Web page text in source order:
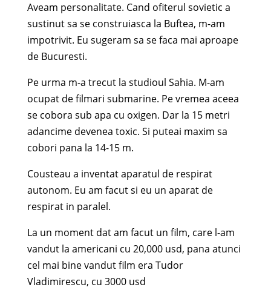
Aveam personalitate. Cand ofiterul sovietic a
sustinut sa se construiasca la Buftea, m-am
impotrivit. Eu sugeram sa se faca mai aproape
de Bucuresti.
Pe urma m-a trecut la studioul Sahia. M-am
ocupat de filmari submarine. Pe vremea aceea
se cobora sub apa cu oxigen. Dar la 15 metri
adancime devenea toxic. Si puteai maxim sa
cobori pana la 14-15 m.
Cousteau a inventat aparatul de respirat
autonom. Eu am facut si eu un aparat de
respirat in paralel.
La un moment dat am facut un film, care l-am
vandut la americani cu 20,000 usd, pana atunci
cel mai bine vandut film era Tudor
Vladimirescu, cu 3000 usd